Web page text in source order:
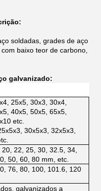
soldadas, grades de aço
com baixo teor de carbono,
galvanizado:
25x5, 30x3, 30x4,
40x5, 50x5, 65x5,
etc.
30x5x3, 32x5x3,
20, 22, 25, 30, 32.5, 34,
50, 60, 80 mm, etc.
76, 80, 100, 101.6, 120
galvanizados a